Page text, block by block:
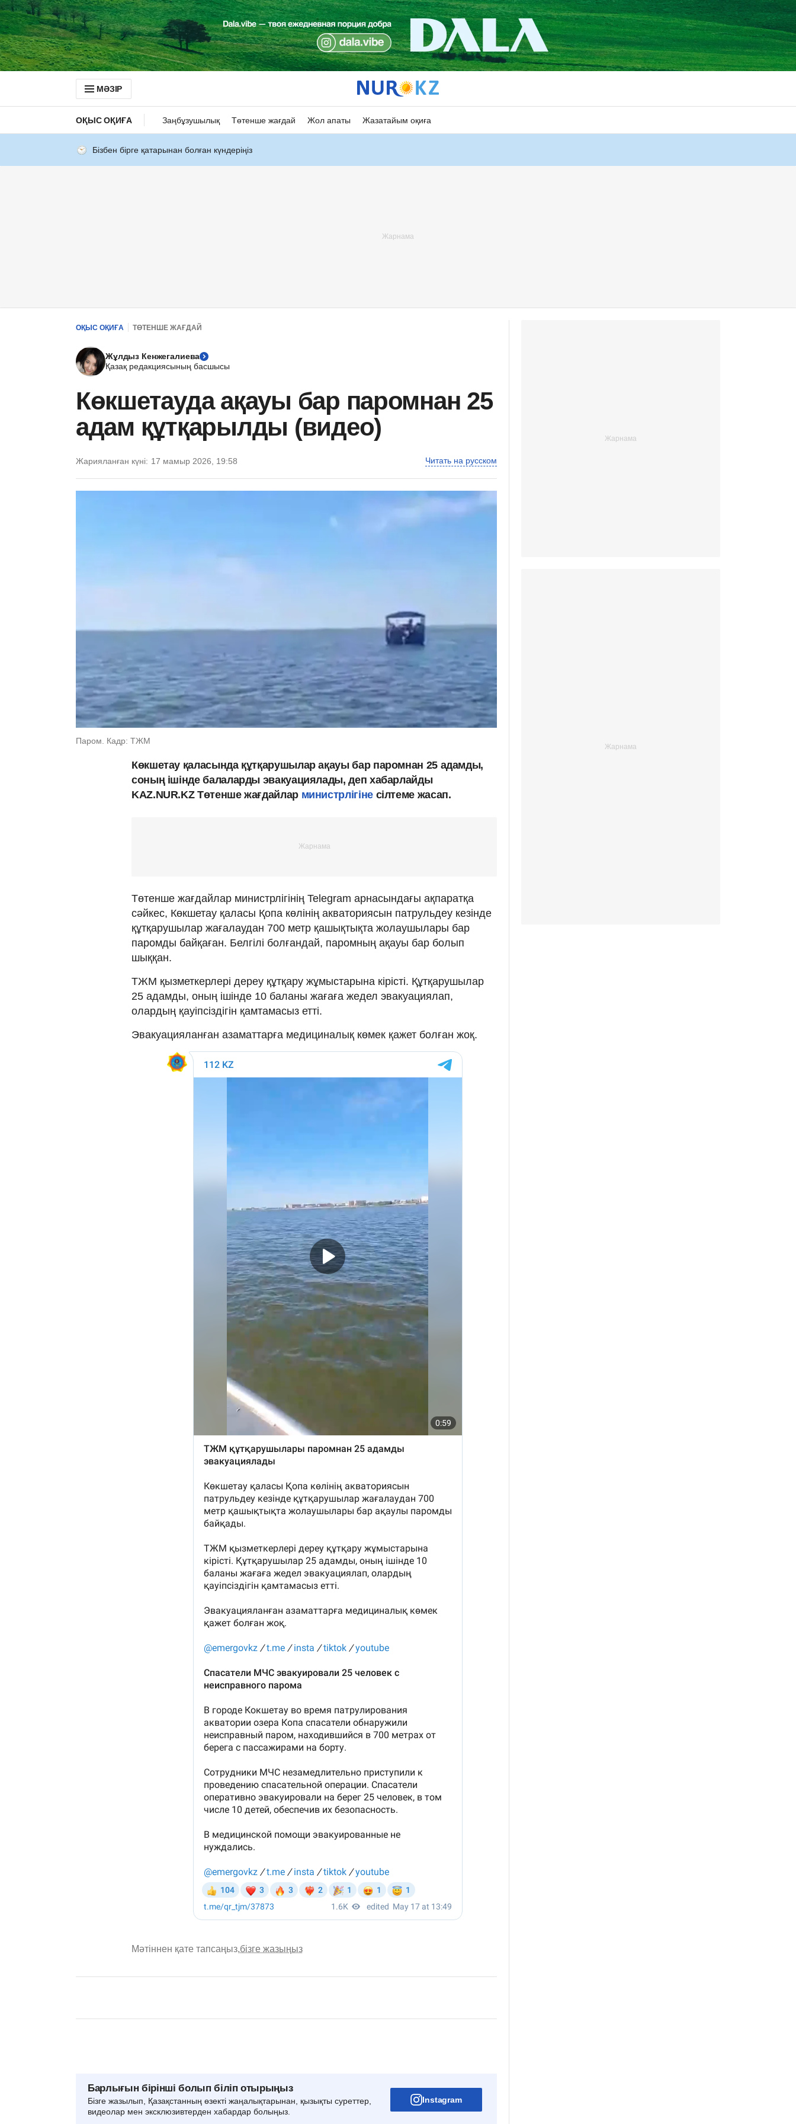
МӘЗІР
ОҚЫС ОҚИҒА Заңбұзушылық Төтенше жағдай Жол апаты Жазатайым оқиға
Бізбен бірге қатарынан болған күндеріңіз
ОҚЫС ОҚИҒА ТӨТЕНШЕ ЖАҒДАЙ
Жұлдыз Кенжегалиева
Қазақ редакциясының басшысы
Көкшетауда ақауы бар паромнан 25
адам құтқарылды (видео)
Жарияланған күні: 17 мамыр 2026, 19:58 Читать на русском
Паром. Кадр: ТЖМ
Көкшетау қаласында құтқарушылар ақауы бар паромнан 25 адамды,
соның ішінде балаларды эвакуациялады, деп хабарлайды
KAZ.NUR.KZ Төтенше жағдайлар министрлігіне сілтеме жасап.
Төтенше жағдайлар министрлігінің Telegram арнасындағы ақпаратқа
сәйкес, Көкшетау қаласы Қопа көлінің акваториясын патрульдеу кезінде
құтқарушылар жағалаудан 700 метр қашықтықта жолаушылары бар
паромды байқаған. Белгілі болғандай, паромның ақауы бар болып
шыққан.
ТЖМ қызметкерлері дереу құтқару жұмыстарына кірісті. Құтқарушылар
25 адамды, оның ішінде 10 баланы жағаға жедел эвакуациялап,
олардың қауіпсіздігін қамтамасыз етті.
Эвакуацияланған азаматтарға медициналық көмек қажет болған жоқ.
Мәтіннен қате тапсаңыз,бізге жазыңыз
Барлығын бірінші болып біліп отырыңыз
Бізге жазылып, Қазақстанның өзекті жаңалықтарынан, қызықты суреттер,
видеолар мен эксклюзивтерден хабардар болыңыз.
Instagram